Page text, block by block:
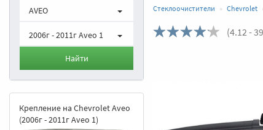
Стеклоочистители Chevrolet
(4.12-
AVEO
2006г - 2011г Aveo 1
Найти
Крепление на Chevrolet Aveo
(2006г - 2011г Aveo 1)